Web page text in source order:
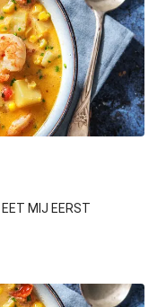
EET MIJ EERST